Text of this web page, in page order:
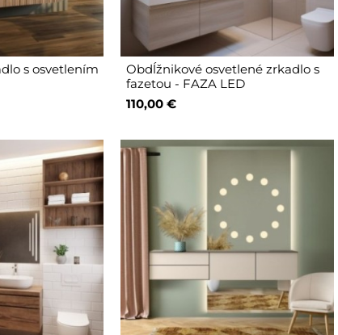
s osvetlením
Obdĺžnikové osvetlené zrkadlo s
fazetou - FAZA LED
110,00 €